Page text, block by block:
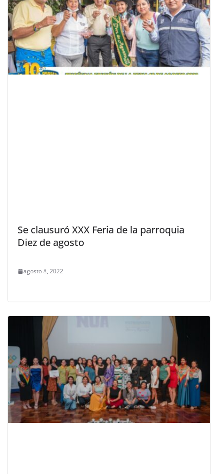
Se clausuró XXX Feria de la parroquia
Diez de agosto
agosto 8, 2022